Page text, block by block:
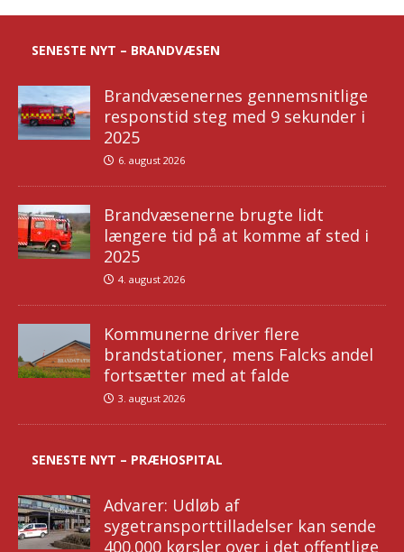
SENESTE NYT – BRANDVÆSEN
Brandvæsenernes gennemsnitlige
responstid steg med 9 sekunder i
2025
6. august 2026
Brandvæsenerne brugte lidt
længere tid på at komme af sted i
2025
4. august 2026
Kommunerne driver flere
brandstationer, mens Falcks andel
fortsætter med at falde
3. august 2026
SENESTE NYT – PRÆHOSPITAL
Advarer: Udløb af
sygetransporttilladelser kan sende
400.000 kørsler over i det offentlige